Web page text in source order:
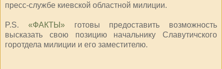
пресс-службе киевской областной милиции.
P.S. «ФАКТЫ»готовы предоставить возможность
высказать свою позицию начальнику Славутичского
горотдела милиции и его заместителю.